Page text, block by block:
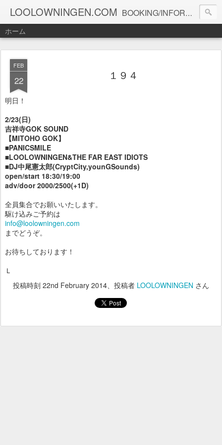
LOOLOWNINGEN.COM BOOKING/INFORMATION info@loolowningen.com
ホーム
FEB
22 １９４
明日！
2/23(日)
吉祥寺GOK SOUND
【MITOHO GOK】
■PANICSMILE
■LOOLOWNINGEN&THE FAR EAST IDIOTS
■DJ中尾憲太郎(CryptCity,younGSounds)
open/start 18:30/19:00
adv/door 2000/2500(+1D)
全員集合でお願いいたします。
駆け込みご予約は
info@loolowningen.com
までどうぞ。
お待ちしております！
Ｌ
投稿時刻 22nd February 2014、投稿者 LOOLOWNINGEN さん